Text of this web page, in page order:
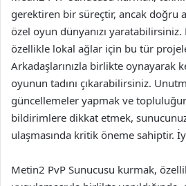
gerektiren bir süreçtir, ancak doğru
özel oyun dünyanızı
özellikle lokal ağlar için bu tür
Arkadaşlarınızla birlikte oynayarak
oyunun tadını çıkarabilirsiniz.
güncellemeler yapmak ve
bildirimlere dikkat etmek,
ulaşmasında kritik öneme sahiptir.
Metin2 PvP Sunucusu kurmak,